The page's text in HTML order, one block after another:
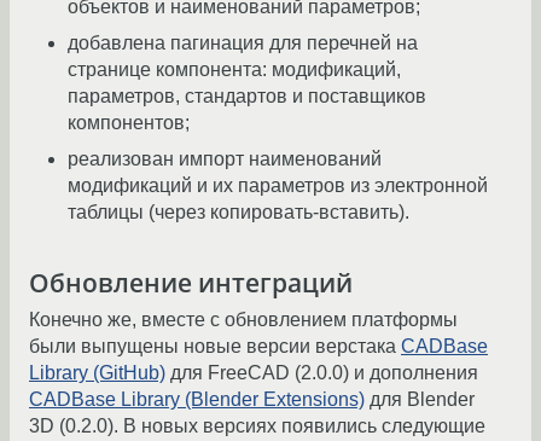
объектов и наименований параметров;
добавлена пагинация для перечней на
странице компонента: модификаций,
параметров, стандартов и поставщиков
компонентов;
реализован импорт наименований
модификаций и их параметров из электронной
таблицы (через копировать-вставить).
Обновление интеграций
Конечно же, вместе с обновлением платформы
были выпущены новые версии верстака CADBase
Library (GitHub) для FreeCAD (2.0.0) и дополнения
CADBase Library (Blender Extensions) для Blender
3D (0.2.0). В новых версиях появились следующие